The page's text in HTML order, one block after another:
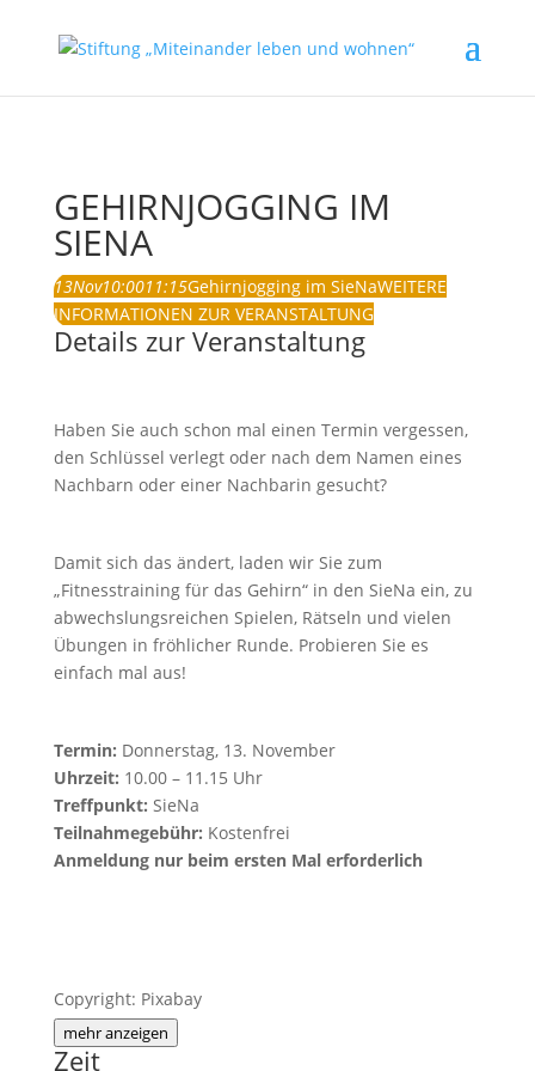
GEHIRNJOGGING IM
SIENA
13Nov10:0011:15Gehirnjogging im SieNaWEITERE
INFORMATIONEN ZUR VERANSTALTUNG
Details zur Veranstaltung
Haben Sie auch schon mal einen Termin vergessen,
den Schlüssel verlegt oder nach dem Namen eines
Nachbarn oder einer Nachbarin gesucht?
Damit sich das ändert, laden wir Sie zum
„Fitnesstraining für das Gehirn“ in den SieNa ein, zu
abwechslungsreichen Spielen, Rätseln und vielen
Übungen in fröhlicher Runde. Probieren Sie es
einfach mal aus!
Termin: Donnerstag, 13. November
Uhrzeit: 10.00 – 11.15 Uhr
Treffpunkt: SieNa
Teilnahmegebühr: Kostenfrei
Anmeldung nur beim ersten Mal erforderlich
Copyright: Pixabay
mehr anzeigen
Zeit